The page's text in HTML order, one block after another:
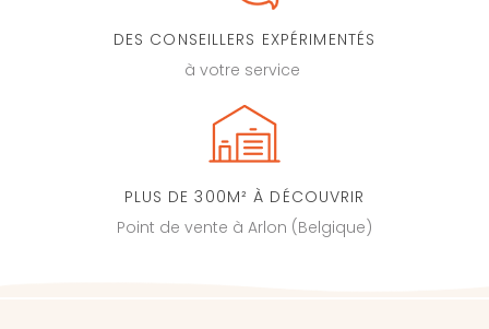
DES CONSEILLERS EXPÉRIMENTÉS
à votre service
PLUS DE 300M² À DÉCOUVRIR
Point de vente à Arlon (Belgique)